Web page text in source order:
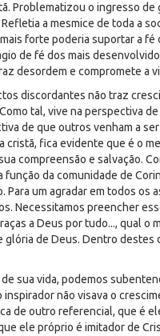
Problematizou o ingresso de
a mesmice de toda a
forte poderia suportar a fé
de fé dos mais
desordem e compromete a
discordantes não traz
tal, vive na perspectiva
de que outros venham a
cristã, fica evidente que é o
compreensão e salvação.
função da comunidade de
Para um agradar em todos os
Necessitamos preencher
a Deus por tudo..., qual o
de Deus. Dentro
sua vida, podemos
não visava o
de outro referencial, que é
ele próprio é imitador de